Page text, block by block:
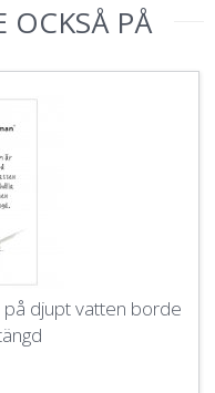
PÅ
på djupt vatten borde